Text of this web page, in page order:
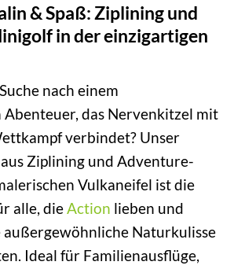
& Spaß: Ziplining und
in der einzigartigen
nach einem
Abenteuer, das Nervenkitzel mit
verbindet? Unser
Ziplining und Adventure-
Vulkaneifel ist die
alle, dieAction lieben und
außergewöhnliche Naturkulisse
Ideal für Familienausflüge,